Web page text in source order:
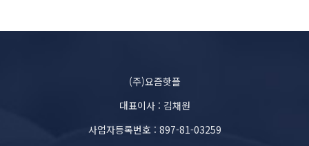
(주)요즘핫플
대표이사 : 김채원
사업자등록번호 : 897-81-03259